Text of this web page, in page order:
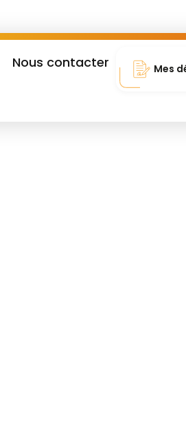
Nous contacter Mes